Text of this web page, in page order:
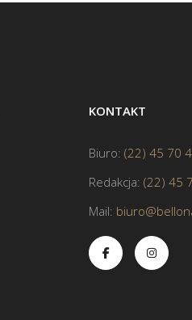
KONTAKT
Biuro: (22) 45 70
Redakcja: (22) 45
Mail: